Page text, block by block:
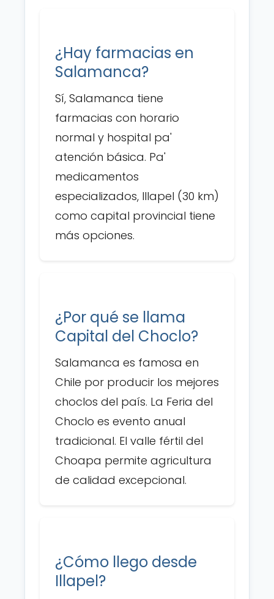
¿Hay farmacias en
Salamanca?
Sí, Salamanca tiene
farmacias con horario
normal y hospital pa'
atención básica. Pa'
medicamentos
especializados, Illapel (30 km)
como capital provincial tiene
más opciones.
¿Por qué se llama
Capital del Choclo?
Salamanca es famosa en
Chile por producir los mejores
choclos del país. La Feria del
Choclo es evento anual
tradicional. El valle fértil del
Choapa permite agricultura
de calidad excepcional.
¿Cómo llego desde
Illapel?